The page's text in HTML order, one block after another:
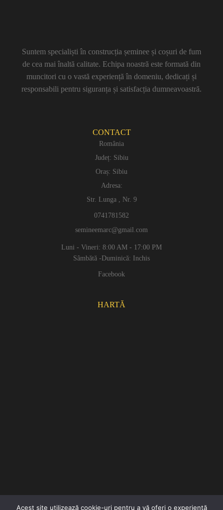
Suntem specialiști în construcția șeminee și coșuri de fum
de cea mai înaltă calitate. Echipa noastră este formată din
muncitori cu o vastă experiență în domeniu, dedicați și
responsabili pentru siguranța și satisfacția dumneavoastră.
CONTACT
România
Județ: Sibiu
Oraș: Sibiu
Adresa:
Str. Lunga , Nr. 9
0741781582
semineemarc@gmail.com
Luni - Vineri: 8:00 AM - 17:00 PM
Sâmbătă -Duminică: Inchis
Facebook
HARTĂ
Acest site utilizează cookie-uri pentru a vă oferi o experiență